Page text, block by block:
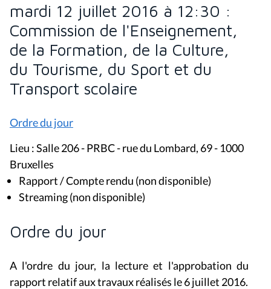
mardi 12 juillet 2016 à 12:30 :
Commission de l'Enseignement,
de la Formation, de la Culture,
du Tourisme, du Sport et du
Transport scolaire
Ordre du jour
Lieu : Salle 206 - PRBC - rue du Lombard, 69 - 1000
Bruxelles
Rapport / Compte rendu (non disponible)
Streaming (non disponible)
Ordre du jour
A l'ordre du jour, la lecture et l'approbation du
rapport relatif aux travaux réalisés le 6 juillet 2016.